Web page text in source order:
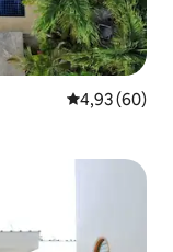
4,93 de uma
4,93 (60)